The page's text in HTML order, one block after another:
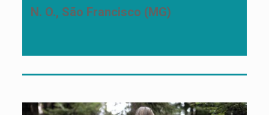
N. O., São Francisco (MG)